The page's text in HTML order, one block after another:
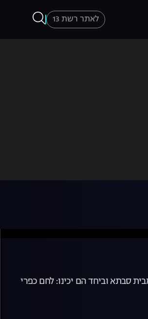
לאתר רשת 13
סבתא וביחד הם יכינו: לחם כפרי